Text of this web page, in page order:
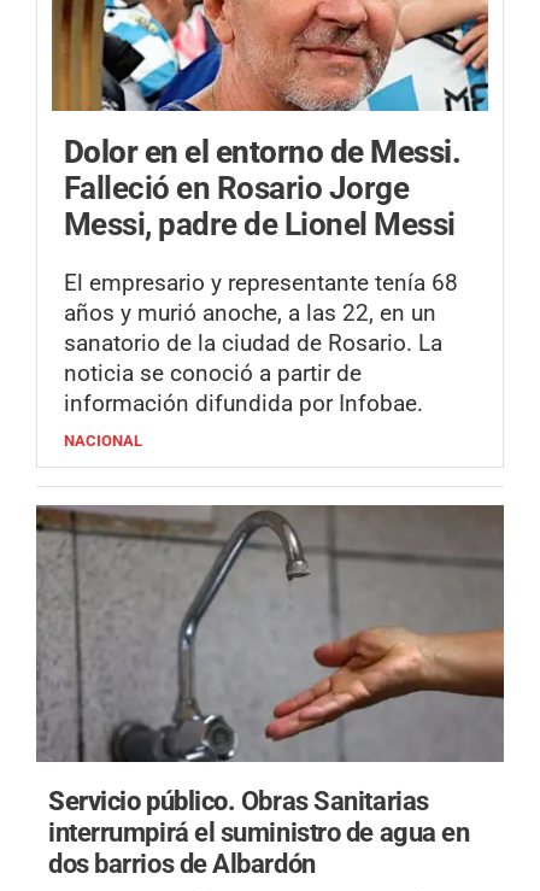
Dolor en el entorno de Messi.
Falleció en Rosario Jorge
Messi, padre de Lionel Messi
El empresario y representante tenía 68
años y murió anoche, a las 22, en un
sanatorio de la ciudad de Rosario. La
noticia se conoció a partir de
información difundida por Infobae.
NACIONAL
Servicio público. Obras Sanitarias
interrumpirá el suministro de agua en
dos barrios de Albardón